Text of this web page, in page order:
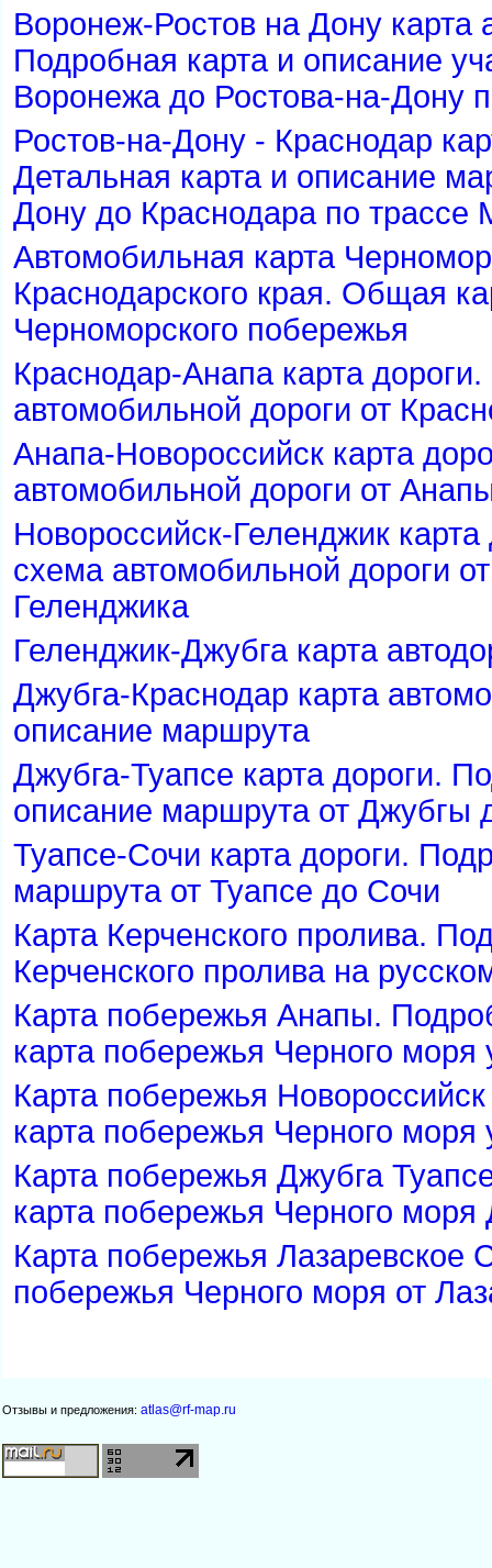
оронеж-Ростов на Дону карта
Подробная карта и описание
оронежа до Ростова-на-Дону
Ростов-на-Дону - Краснодар
Детальная карта и описание
Дону до Краснодара по трассе
Автомобильная карта
Краснодарского края. Общая
Черноморского побережья
Краснодар-Анапа карта
автомобильной дороги от
Анапа-Новороссийск карта
автомобильной дороги от
Новороссийск-Геленджик
схема автомобильной дороги
Геленджика
Геленджик-Джубга карта
Джубга-Краснодар карта
описание маршрута
Джубга-Туапсе карта дороги.
описание маршрута от Джубгы
Туапсе-Сочи карта дороги.
маршрута от Туапсе до Сочи
Карта Керченского пролива.
Керченского пролива на
Карта побережья Анапы.
карта побережья Черного
Карта побережья
карта побережья Черного моря
Карта побережья Джубга
карта побережья Черного моря
Карта побережья Лазаревское
побережья Черного моря от
Отзывы и предложения: atlas@rf-map.ru